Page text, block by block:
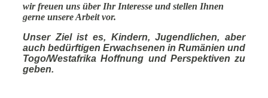
wir freuen uns über Ihr Interesse und stellen Ihnen
gerne unsere Arbeit vor.
Unser Ziel ist es, Kindern, Jugendlichen, aber
auch bedürftigen Erwachsenen in Rumänien und
Togo/Westafrika Hoffnung und Perspektiven zu
geben.